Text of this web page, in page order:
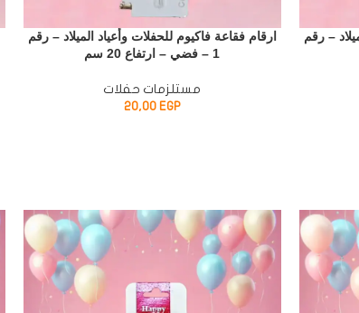
– رقم
ارقام فقاعة فاكيوم للحفلات وأعياد الميلاد – رقم
1 – فضي – ارتفاع 20 سم
مستلزمات حفلات
20,00 EGP